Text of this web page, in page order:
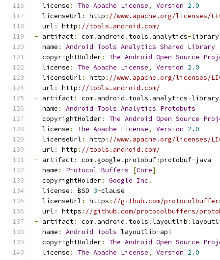
  license
: The Apache License, Version 2.0
  licenseUrl
: http : //www.apache.org/licenses/
  url
: http : //tools.android.com/
- artifact: com. android . tools . analytics-library
  name
: Android Tools Analytics Shared Library
  copyrightHolder
: The Android Open Source
  license
: The Apache License, Version 2.0
  licenseUrl
: http : //www.apache.org/licenses/
  url
: http : //tools.android.com/
- artifact: com. android . tools . analytics-library
  name
: Android Tools Analytics Protobufs
  copyrightHolder
: The Android Open Source
  license
: The Apache License, Version 2.0
  licenseUrl
: http : //www.apache.org/licenses/
  url
: http : //tools.android.com/
- artifact: com.google .protobuf:protobuf-java
  name
: Protocol Buffers [Core]
  copyrightHolder
: Google Inc .
  license
: BSD 3-clause
  licenseUrl
: https : //github.com/
  url
: https : //github.com/protocolbuffers/
- artifact: com. android . tools .layoutlib :
  name
: Android Tools layoutlib-api
  copyrightHolder
: The Android Open Source
  license
: The Apache License, Version 2.0